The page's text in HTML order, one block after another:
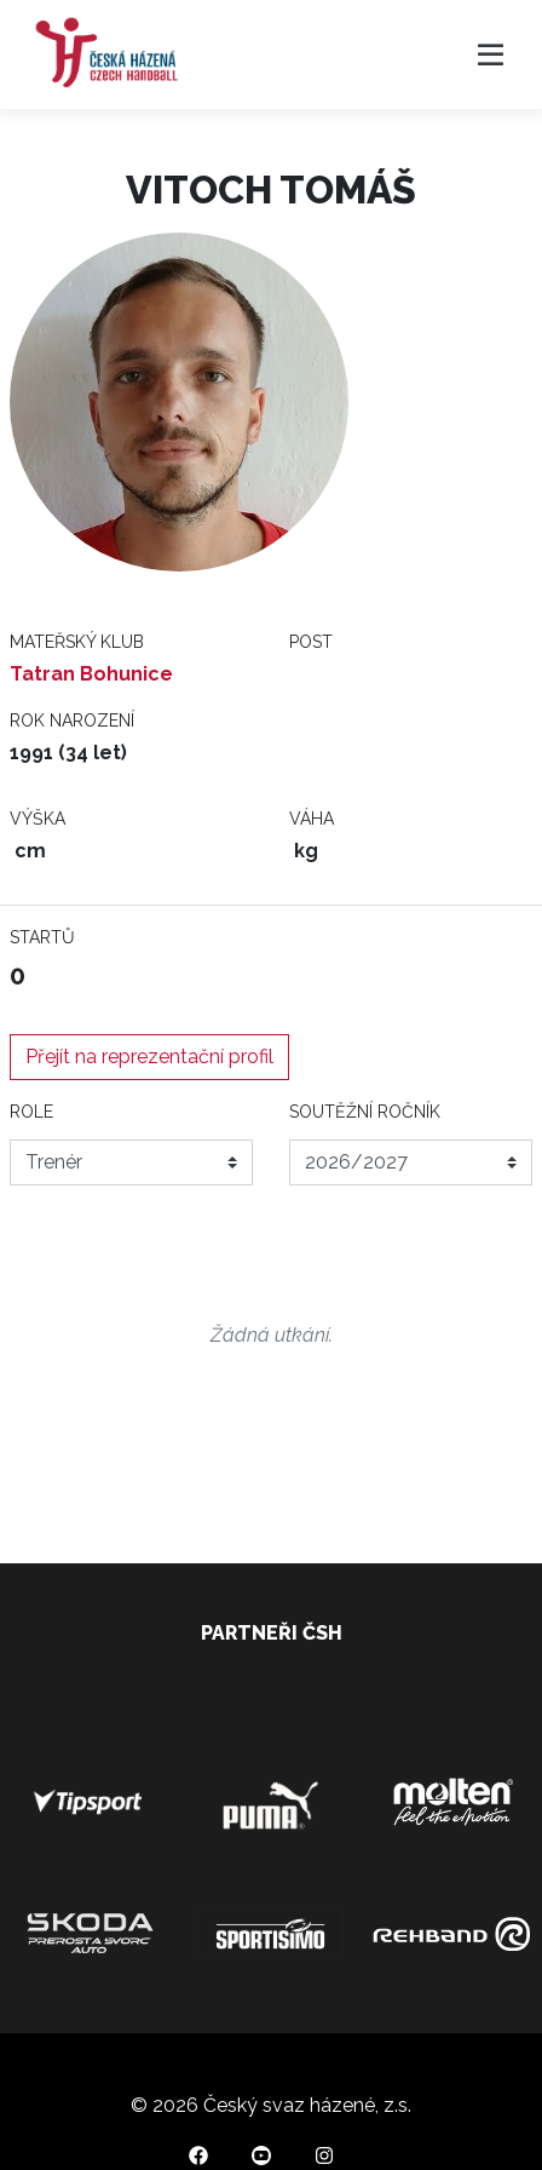
VITOCH TOMÁŠ
MATEŘSKÝ KLUB
Tatran Bohunice
POST
ROK NAROZENÍ
1991 (34 let)
VÝŠKA
cm
VÁHA
kg
STARTŮ
0
Přejít na reprezentační profil
ROLE SOUTĚŽNÍ ROČNÍK
Žádná utkání.
PARTNEŘI ČSH
© 2026 Český svaz házené, z.s.